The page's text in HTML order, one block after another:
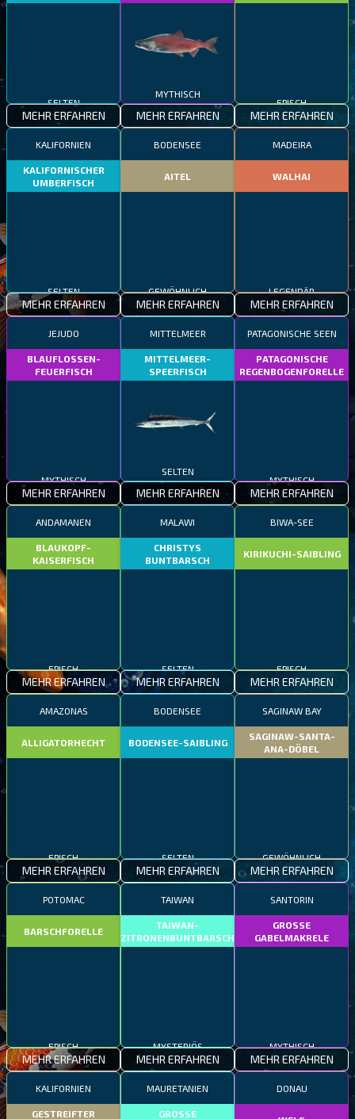
SELTEN
MEHR ERFAHREN
MYTHISCH
MEHR ERFAHREN
EPISCH
MEHR ERFAHREN
KALIFORNIEN
KALIFORNISCHER
UMBERFISCH
SELTEN
MEHR ERFAHREN
BODENSEE
AITEL
GEWÖHNLICH
MEHR ERFAHREN
MADEIRA
WALHAI
LEGENDÄR
MEHR ERFAHREN
JEJUDO
BLAUFLOSSEN-
FEUERFISCH
MYTHISCH
MEHR ERFAHREN
MITTELMEER
MITTELMEER-
SPEERFISCH
SELTEN
MEHR ERFAHREN
PATAGONISCHE SEEN
PATAGONISCHE
REGENBOGENFORELLE
MYTHISCH
MEHR ERFAHREN
ANDAMANEN
BLAUKOPF-
KAISERFISCH
EPISCH
MEHR ERFAHREN
MALAWI
CHRISTYS
BUNTBARSCH
SELTEN
MEHR ERFAHREN
BIWA-SEE
KIRIKUCHI-SAIBLING
EPISCH
MEHR ERFAHREN
AMAZONAS
ALLIGATORHECHT
EPISCH
MEHR ERFAHREN
BODENSEE
BODENSEE-SAIBLING
SELTEN
MEHR ERFAHREN
SAGINAW BAY
SAGINAW-SANTA-
ANA-DÖBEL
GEWÖHNLICH
MEHR ERFAHREN
POTOMAC
BARSCHFORELLE
EPISCH
MEHR ERFAHREN
TAIWAN
TAIWAN-
ZITRONENBUNTBARSCH
MYSTERIÖS
MEHR ERFAHREN
SANTORIN
GROSSE
GABELMAKRELE
MYTHISCH
MEHR ERFAHREN
KALIFORNIEN
GESTREIFTER
MAURETANIEN
GROSSE
DONAU